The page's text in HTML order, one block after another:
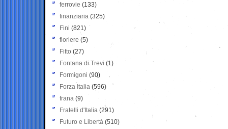
ferrovie (133)
finanziaria (325)
Fini (821)
fioriere (5)
Fitto (27)
Fontana di Trevi (1)
Formigoni (90)
Forza Italia (596)
frana (9)
Fratelli d'Italia (291)
Futuro e Libertà (510)